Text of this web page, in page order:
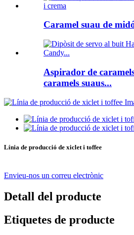
Caramel suau de
Aspirador de
caramels suaus...
Línia de producció de xiclet i toffee
Envieu-nos un correu electrònic
Detall del producte
Etiquetes de producte